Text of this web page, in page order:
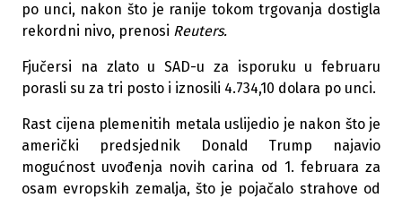
po unci, nakon što je ranije tokom trgovanja dostigla
rekordni nivo, prenosi Reuters.
Fjučersi na zlato u SAD-u za isporuku u februaru
porasli su za tri posto i iznosili 4.734,10 dolara po unci.
Rast cijena plemenitih metala uslijedio je nakon što je
američki predsjednik Donald Trump najavio
mogućnost uvođenja novih carina od 1. februara za
osam evropskih zemalja, što je pojačalo strahove od